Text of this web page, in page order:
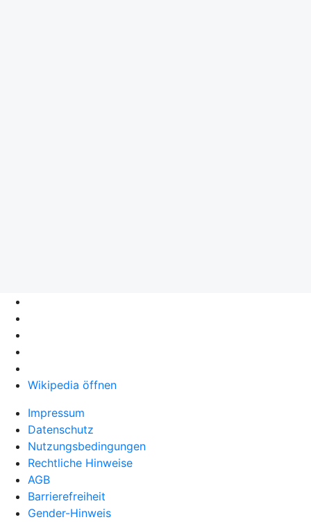
Wikipedia öffnen
Impressum
Datenschutz
Nutzungsbedingungen
Rechtliche Hinweise
AGB
Barrierefreiheit
Gender-Hinweis